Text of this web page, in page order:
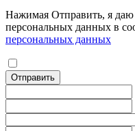
Нажимая Отправить, я даю
персональных данных в
персональных данных
Отправить